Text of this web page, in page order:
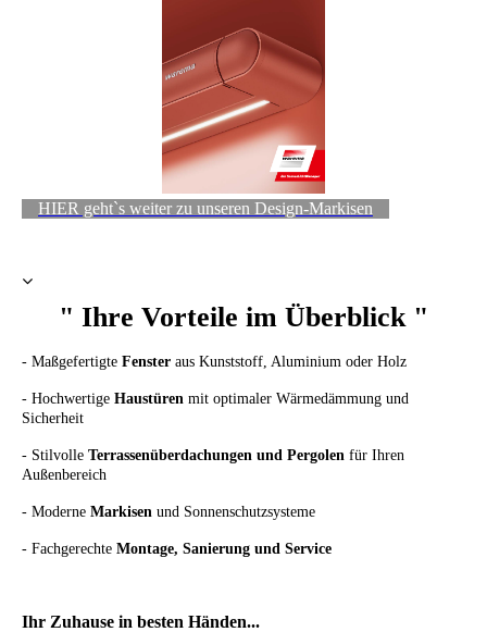
HIER geht`s weiter zu unseren Design-Markisen
" Ihre Vorteile im Überblick "
- Maßgefertigte Fenster aus Kunststoff, Aluminium oder Holz
- Hochwertige Haustüren mit optimaler Wärmedämmung und
Sicherheit
- Stilvolle Terrassenüberdachungen und Pergolen für Ihren
Außenbereich
- Moderne Markisen und Sonnenschutzsysteme
- Fachgerechte Montage, Sanierung und Service
Ihr Zuhause in besten Händen...